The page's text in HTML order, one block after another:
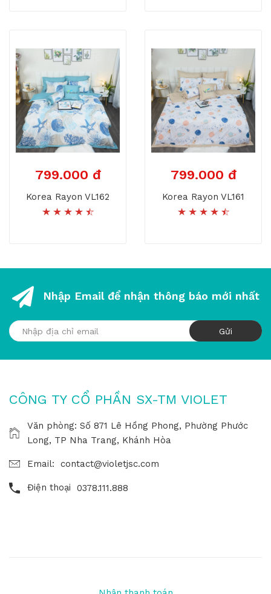
799.000 đ
Korea Rayon VL162
799.000 đ
Korea Rayon VL161
Nhập Email để nhận thông báo mới nhất
CÔNG TY CỔ PHẦN SX-TM VIOLET
Văn phòng: Số 871 Lê Hồng Phong, Phường Phước
Long, TP Nha Trang, Khánh Hòa
Email: contact@violetjsc.com
Điện thoại 0378.111.888